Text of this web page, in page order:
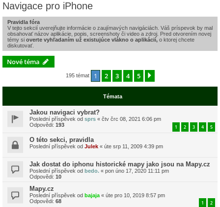
Navigace pro iPhone
Pravidla fóra
V tejto sekcií uverejňujte informácie o zaujímavých navigáciách. Váš príspevok by mal
obsahovať názov aplikácie, popis, screenshoty či video a zdroj. Pred otvorením novej
témy si overte vyhľadaním už existujúce vlákno o aplikácií, o ktorej chcete
diskutovať.
Nové téma
195 témat 1 2 3 4 5
Témata
Jakou navigaci vybrat?
Poslední příspěvek od sprs « čtv črc 08, 2021 6:06 pm
Odpovědi: 193 1 2 3 4 5
O této sekci, pravidla
Poslední příspěvek od Julek « úte srp 11, 2009 4:39 pm
Jak dostat do iphonu historické mapy jako jsou na Mapy.cz
Poslední příspěvek od bedo. « pon úno 17, 2020 11:11 pm
Odpovědi: 10
Mapy.cz
Poslední příspěvek od bajaja « úte pro 10, 2019 8:57 pm
Odpovědi: 68 1 2